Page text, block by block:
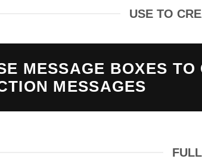
USE TO
MESSAGE BOXES
MESSAGES